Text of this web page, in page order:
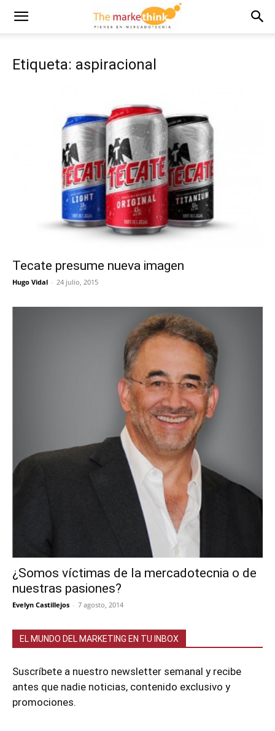
Etiqueta: aspiracional
Tecate presume nueva imagen
Hugo Vidal - 24 julio, 2015
¿Somos víctimas de la mercadotecnia o de
nuestras pasiones?
Evelyn Castillejos - 7 agosto, 2014
EL MUNDO DEL MARKETING EN TU INBOX
Suscríbete a nuestro newsletter semanal y recibe
antes que nadie noticias, contenido exclusivo y
promociones.